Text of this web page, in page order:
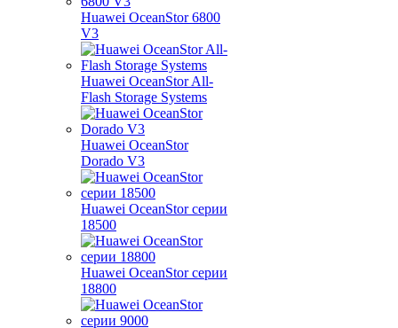
Huawei OceanStor 6800
V3
Huawei OceanStor All-
Flash Storage Systems
Huawei OceanStor
Dorado V3
Huawei OceanStor серии
18500
Huawei OceanStor серии
18800